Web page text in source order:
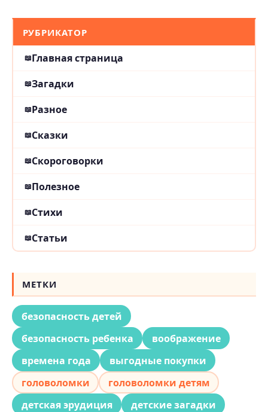
РУБРИКАТОР
Главная страница
Загадки
Разное
Сказки
Скороговорки
Полезное
Стихи
Статьи
МЕТКИ
безопасность детей
безопасность ребенка
воображение
времена года
выгодные покупки
головоломки
головоломки детям
детская эрудиция
детские загадки